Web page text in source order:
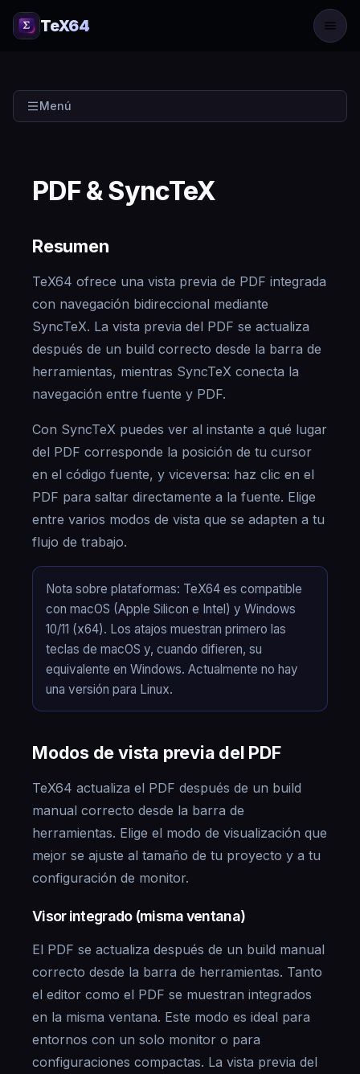
TeX64
Menú
PDF & SyncTeX
Resumen
TeX64 ofrece una vista previa de PDF integrada
con navegación bidireccional mediante
SyncTeX. La vista previa del PDF se actualiza
después de un build correcto desde la barra de
herramientas, mientras SyncTeX conecta la
navegación entre fuente y PDF.
Con SyncTeX puedes ver al instante a qué lugar
del PDF corresponde la posición de tu cursor
en el código fuente, y viceversa: haz clic en el
PDF para saltar directamente a la fuente. Elige
entre varios modos de vista que se adapten a tu
flujo de trabajo.
Nota sobre plataformas: TeX64 es compatible
con macOS (Apple Silicon e Intel) y Windows
10/11 (x64). Los atajos muestran primero las
teclas de macOS y, cuando difieren, su
equivalente en Windows. Actualmente no hay
una versión para Linux.
Modos de vista previa del PDF
TeX64 actualiza el PDF después de un build
manual correcto desde la barra de
herramientas. Elige el modo de visualización que
mejor se ajuste al tamaño de tu proyecto y a tu
configuración de monitor.
Visor integrado (misma ventana)
El PDF se actualiza después de un build manual
correcto desde la barra de herramientas. Tanto
el editor como el PDF se muestran integrados
en la misma ventana. Este modo es ideal para
entornos con un solo monitor o para
configuraciones compactas. La vista previa del